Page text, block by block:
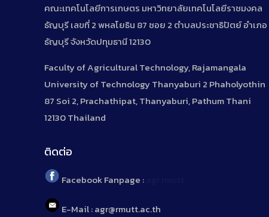
คณะเทคโนโลยีการเกษตร มหาวิทยาลัยเทคโนโลยีราชมงคล
ธัญบุรี เลขที่ 2 พหลโยธิน 87 ซอย 2 ตำบลประชาธิปัตย์ อำเภอ
ธัญบุรี จังหวัดปทุมธานี 12130
Faculty of Agricultural Technology, Rajamangala
University of Technology Thanyaburi 2 Phaholyothin
87 Soi 2, Prachathipat, Thanyaburi, Pathum Thani
12130 Thailand
ติดต่อ
Facebook Fanpage :
E-Mail : agr@rmutt.ac.th